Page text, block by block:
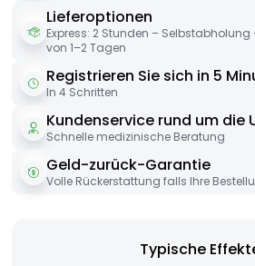
Lieferoptionen
Express: 2 Stunden –
von 1–2 Tagen
Registrieren Sie sich in 5
In 4 Schritten
Kundenservice rund um die
Schnelle medizinische Beratung
Geld-zurück-Garantie
Volle Rückerstattung falls Ihre
Typische